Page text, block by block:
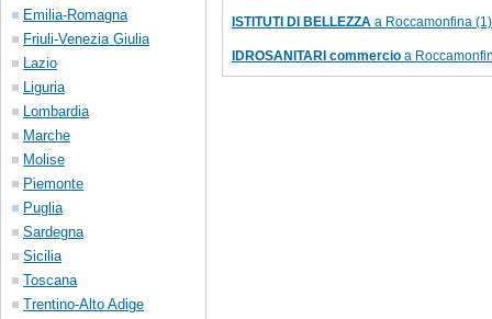
Emilia-Romagna
Friuli-Venezia Giulia
Lazio
Liguria
Lombardia
Marche
Molise
Piemonte
Puglia
Sardegna
Sicilia
Toscana
Trentino-Alto Adige
ISTITUTI DI BELLEZZA a Roccamonfina (1)
IDROSANITARI commercio a